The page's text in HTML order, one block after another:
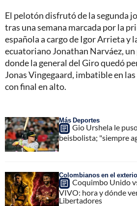
El pelotón disfrutó de la segunda
tras una semana marcada por la
española a cargo de Igor Arrieta y
ecuatoriano Jonathan Narváez,
donde la general del Giro quedó
Jonas Vingegaard, imbatible en
con final en alto.
Más Deportes
Gio Urshela le
beisbolista; "siempre
Colombianos en el
Coquimbo Unido
VIVO: hora y dónde
Libertadores